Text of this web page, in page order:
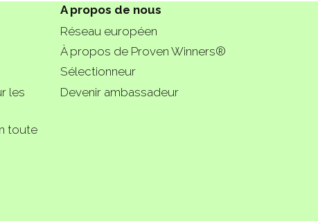
les
toute
A propos de nous
Réseau européen
À propos de Proven Winners®
Sélectionneur
Devenir ambassadeur